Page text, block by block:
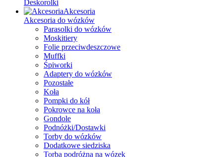
Deskorolki
Akcesoria
Akcesoria do wózków
Parasolki do wózków
Moskitiery
Folie przeciwdeszczowe
Muffki
Śpiworki
Adaptery do wózków
Pozostałe
Koła
Pompki do kół
Pokrowce na koła
Gondole
Podnóżki/Dostawki
Torby do wózków
Dodatkowe siedziska
Torba podróżna na wózek